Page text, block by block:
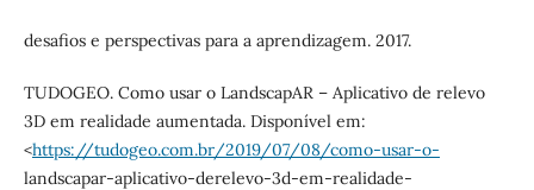
desafios e perspectivas para a aprendizagem. 2017.
TUDOGEO. Como usar o LandscapAR – Aplicativo de relevo
3D em realidade aumentada. Disponível em:
<https://tudogeo.com.br/2019/07/08/como-usar-o-
landscapar-aplicativo-derelevo-3d-em-realidade-